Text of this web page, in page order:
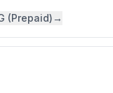
(Prepaid)→